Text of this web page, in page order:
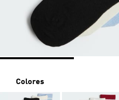
Colores